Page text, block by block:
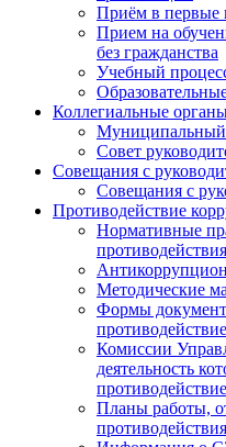
Приём в первые
Прием на
без гражданства
Учебный
Коллегиальные
Муниципальный
Совет
Совещания с
Совещания с
Противодействие
Нормативные
Методические
Формы
Комиссии
деятельность
Планы работы,